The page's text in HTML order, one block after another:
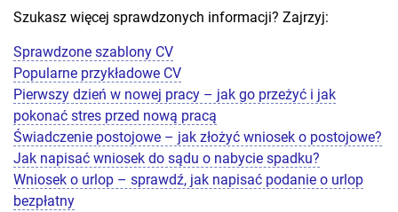
Szukasz więcej sprawdzonych informacji? Zajrzyj:
Sprawdzone szablony CV
Popularne przykładowe CV
Pierwszy dzień w nowej pracy – jak go przeżyć i jak
pokonać stres przed nową pracą
Świadczenie postojowe – jak złożyć wniosek o postojowe?
Jak napisać wniosek do sądu o nabycie spadku?
Wniosek o urlop – sprawdź, jak napisać podanie o urlop
bezpłatny